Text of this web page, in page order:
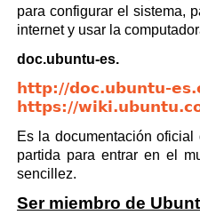
para configurar el sistema,
internet y usar la
doc.ubuntu-es.
http://doc.ubuntu-
https://
Es la documentación
partida para entrar en el
sencillez.
Ser miembro de